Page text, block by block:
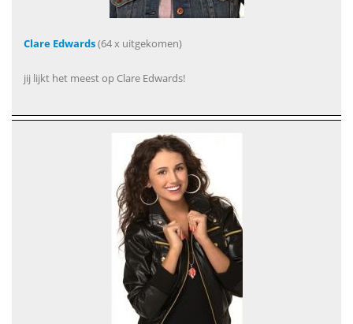
Clare Edwards(64 x uitgekomen)
jij lijkt het meest op Clare Edwards!